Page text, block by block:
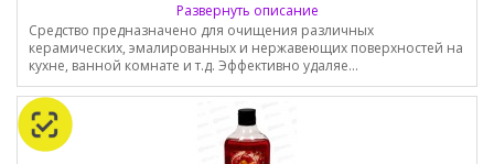
Развернуть описание
Средство предназначено для очищения различных
керамических, эмалированных и нержавеющих поверхностей на
кухне, ванной комнате и т.д. Эффективно удаляе...